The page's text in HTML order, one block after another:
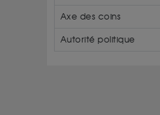
Axe des coins
Autorité politique